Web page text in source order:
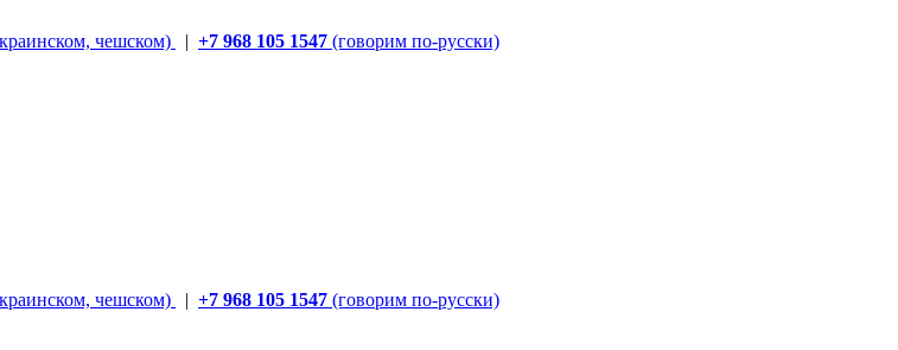
чешском) | +7 968 105 1547 (говорим по-русски)
чешском) | +7 968 105 1547 (говорим по-русски)